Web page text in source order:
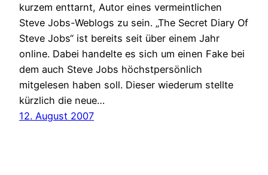
kurzem enttarnt, Autor eines vermeintlichen
Steve Jobs-Weblogs zu sein. „The Secret Diary Of
Steve Jobs“ ist bereits seit über einem Jahr
online. Dabei handelte es sich um einen Fake bei
dem auch Steve Jobs höchstpersönlich
mitgelesen haben soll. Dieser wiederum stellte
kürzlich die neue…
12. August 2007